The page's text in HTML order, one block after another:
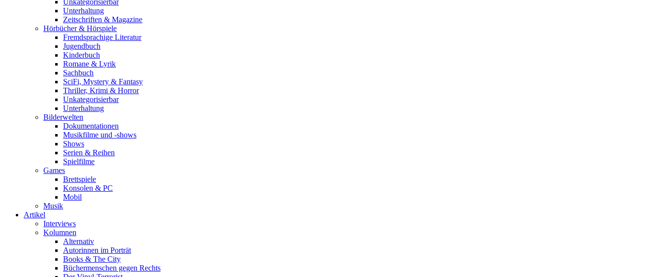
Unkategorisierbar
Unterhaltung
Zeitschriften & Magazine
Hörbücher & Hörspiele
Fremdsprachige Literatur
Jugendbuch
Kinderbuch
Romane & Lyrik
Sachbuch
SciFi, Mystery & Fantasy
Thriller, Krimi & Horror
Unkategorisierbar
Unterhaltung
Bilderwelten
Dokumentationen
Musikfilme und -shows
Shows
Serien & Reihen
Spielfilme
Games
Brettspiele
Konsolen & PC
Mobil
Musik
Artikel
Interviews
Kolumnen
Alternativ
Autorinnen im Porträt
Books & The City
Büchermenschen gegen Rechts